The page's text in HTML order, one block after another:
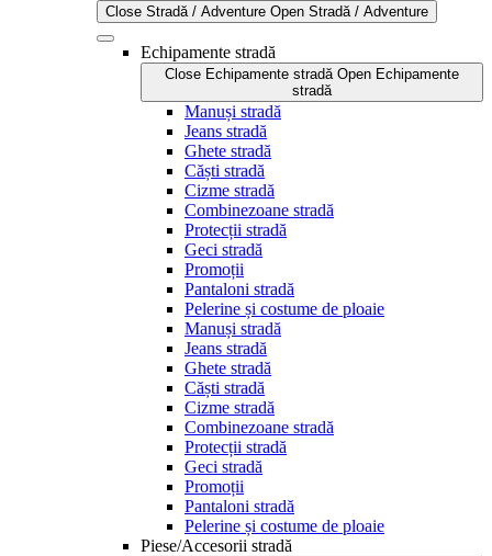
Close Stradă / Adventure Open Stradă / Adventure
Echipamente stradă
Close Echipamente stradă Open Echipamente
stradă
Manuși stradă
Jeans stradă
Ghete stradă
Căști stradă
Cizme stradă
Combinezoane stradă
Protecții stradă
Geci stradă
Promoții
Pantaloni stradă
Pelerine și costume de ploaie
Manuși stradă
Jeans stradă
Ghete stradă
Căști stradă
Cizme stradă
Combinezoane stradă
Protecții stradă
Geci stradă
Promoții
Pantaloni stradă
Pelerine și costume de ploaie
Piese/Accesorii stradă